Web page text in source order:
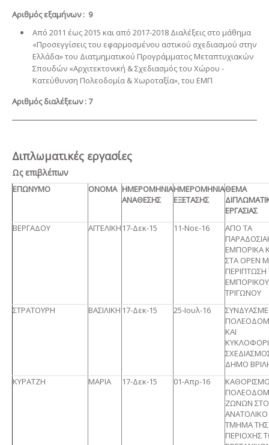
Αριθμός εξαμήνων : 9
Από 2011 έως 2015 και από 2017-2018 Διαλέξεις στο μάθημα
«Προσεγγίσεις του εφαρμοσμένου αστικού σχεδιασμού στην
Ελλάδα» του Διατμηματικού Προγράμματος Μεταπτυχιακών
Σπουδών «Αρχιτεκτονική & Σχεδιασμός του Χώρου -
Κατεύθυνση Πολεοδομία & Χωροταξία», του ΕΜΠ
Αριθμός διαλέξεων : 7
Διπλωματικές εργασίες
Ως επιβλέπων
ΕΠΩΝΥΜΟ ΟΝΟΜΑ ΗΜΕΡΟΜΗΝΙΑ
ΑΝΑΘΕΣΗΣ
ΗΜΕΡΟΜΗΝΙΑ
ΕΞΕΤΑΣΗΣ
ΘΕΜΑ
ΕΡΓΑΣΙΑΣ
ΒΕΡΓΑΔΟΥ
ΑΓΓΕΛΙΚΗ 17-Δεκ-15 11-Νοε-16
ΑΠΟ ΤΑ
ΕΜΠΟΡΙΚΑ
ΣΤΑ OPEN
ΠΕΡΙΠΤΩΣΗ
ΕΜΠΟΡΙΚΟΥ
ΤΡΙΓΩΝΟΥ
ΣΤΡΑΤΟΥΡΗ
ΒΑΣΙΛΙΚΗ 17-Δεκ-15 25-Ιουλ-16
ΚΑΙ
ΔΗΜΟ
ΚΥΡΑΤΖΗ
ΜΑΡΙΑ 17-Δεκ-15 01-Απρ-16
ΖΩΝΩΝ ΣΤΟ
ΑΝΑΤΟΛΙΚΟ
ΤΜΗΜΑ ΤΗΣ
ΠΕΡΙΟΧΗΣ